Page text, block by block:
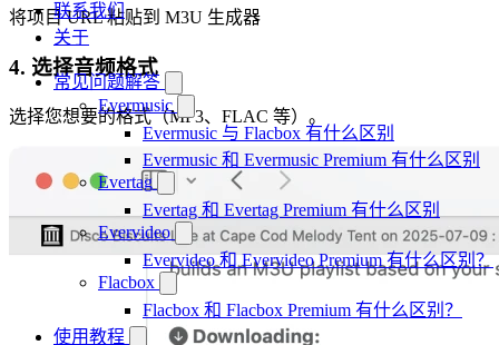
联系我们
关于
常见问题解答
Evermusic
Evermusic 与 Flacbox 有什么区别
Evermusic 和 Evermusic Premium 有什么区别
Evertag
Evertag 和 Evertag Premium 有什么区别
Evervideo
Evervideo 和 Evervideo Premium 有什么区别？
Flacbox
Flacbox 和 Flacbox Premium 有什么区别？
使用教程
将项目 URL 粘贴到 M3U 生成器
4. 选择音频格式
选择您想要的格式（MP3、FLAC 等）。